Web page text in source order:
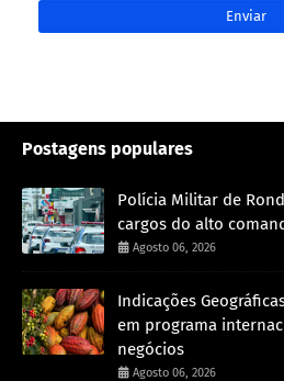
Postagens populares
Polícia Militar de
cargos do alto
Agosto 06, 2026
Indicações
em programa
negócios
Agosto 06, 2026